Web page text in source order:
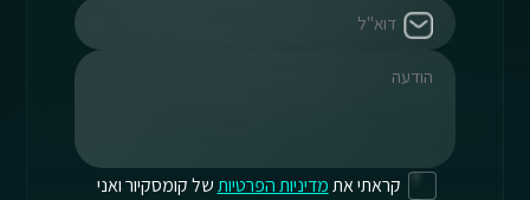
קראתי אתמדיניות הפרטיותשל קומסקיור ואני